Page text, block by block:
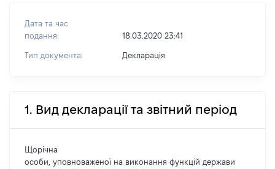
Дата та час
подання:
18.03.2020 23:41
Тип документа: Декларація
1. Вид декларації та звітний період
Щорічна
особи, уповноваженої на виконання функцій держави